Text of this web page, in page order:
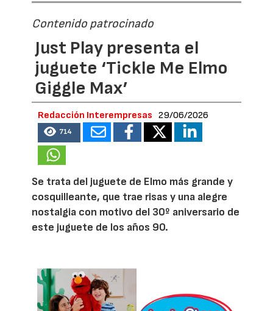
Contenido patrocinado
Just Play presenta el
juguete ‘Tickle Me Elmo
Giggle Max’
Redacción Interempresas 29/06/2026
714
Se trata del juguete de Elmo más grande y
cosquilleante, que trae risas y una alegre
nostalgia con motivo del 30º aniversario de
este juguete de los años 90.